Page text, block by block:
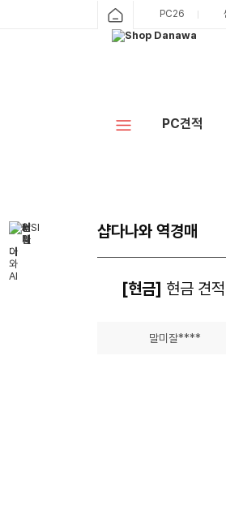
PC26
PC견적
샵다나와 역경매
[현금] 현금 견
말미잘****